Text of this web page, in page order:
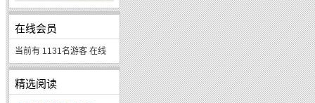
在线会员
当前有 1131名游客 在线
精选阅读